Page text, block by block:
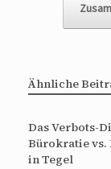
Ähnliche
Das Verbots-
Bürokratie vs.
in Tegel